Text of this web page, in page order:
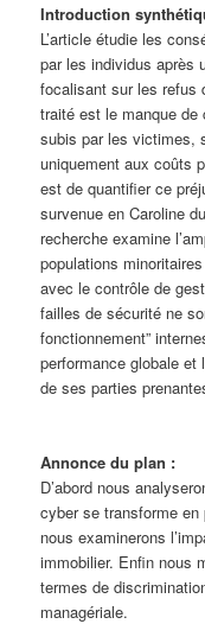
Introduction
L’article étudie les
par les individus après
focalisant sur les refus
traité est le manque de
subis par les victimes,
uniquement aux coûts
est de quantifier ce
survenue en Caroline
recherche examine
populations
avec le contrôle de
failles de sécurité ne
fonctionnement”
performance globale et
de ses parties
Annonce du plan :
D’abord nous
cyber se transforme en
nous examinerons
immobilier. Enfin nous
termes de
managériale.